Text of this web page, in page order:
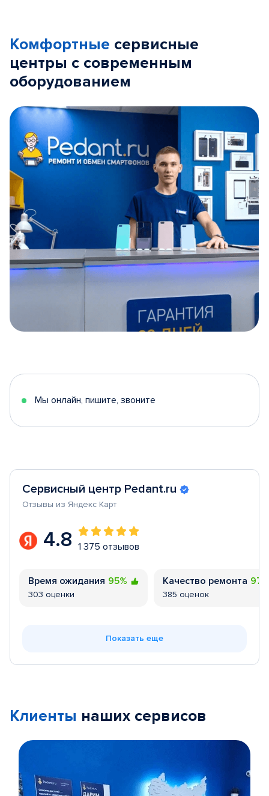
Комфортные сервисные
центры с современным
оборудованием
5
Мы онлайн, пишите, звоните
Сервисный центр Pedant.ru
Отзывы из Яндекс Карт
4.8 1 375 отзывов
Время ожидания 95%
303 оценки
Качество ремонта
385 оценок
Показать еще
Клиенты наших сервисов